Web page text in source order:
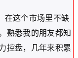
在这个市场里不缺
熟悉我的朋友都知
控盘，几年来积累